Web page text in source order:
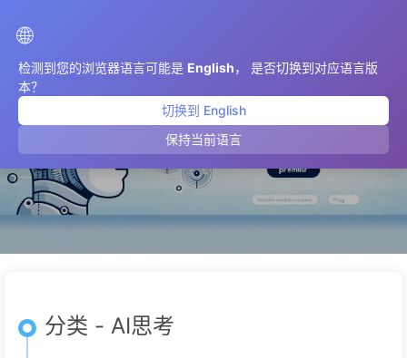
🌐
检测到您的浏览器语言可能是 English， 是否切换到对应语言版
本？
切换到 English
保持当前语言
AI思考
分类 - AI思考